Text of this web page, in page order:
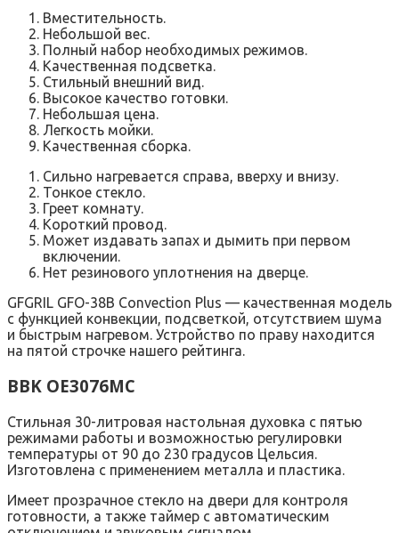
Вместительность.
Небольшой вес.
Полный набор необходимых режимов.
Качественная подсветка.
Стильный внешний вид.
Высокое качество готовки.
Небольшая цена.
Легкость мойки.
Качественная сборка.
Сильно нагревается справа, вверху и внизу.
Тонкое стекло.
Греет комнату.
Короткий провод.
Может издавать запах и дымить при первом
включении.
Нет резинового уплотнения на дверце.
GFGRIL GFO-38B Convection Plus — качественная модель
с функцией конвекции, подсветкой, отсутствием шума
и быстрым нагревом. Устройство по праву находится
на пятой строчке нашего рейтинга.
BBK OE3076MC
Стильная 30-литровая настольная духовка с пятью
режимами работы и возможностью регулировки
температуры от 90 до 230 градусов Цельсия.
Изготовлена с применением металла и пластика.
Имеет прозрачное стекло на двери для контроля
готовности, а также таймер с автоматическим